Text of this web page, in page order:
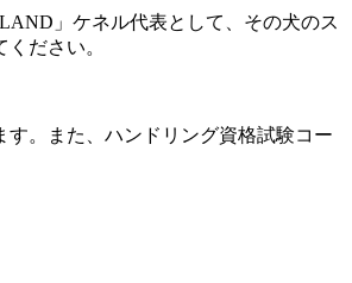
」ケネル代表として、その犬のス
ださい。
。また、ハンドリング資格試験コー